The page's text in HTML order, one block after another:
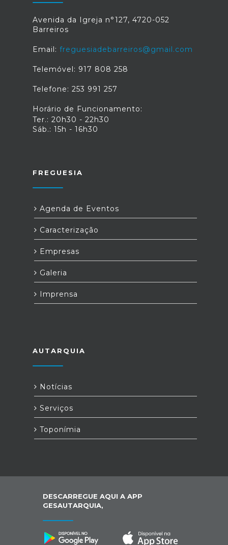
Avenida da Igreja n°127, 4720-052
Barreiros
Email: freguesiadebarreiros@gmail.com
Telemóvel: 917 808 258
Telefone: 253 991 257
Horário de Funcionamento:
Ter.: 20h30 - 22h30
Sáb.: 15h - 16h30
FREGUESIA
Agenda de Eventos
Caracterização
Empresas
Galeria
Imprensa
AUTARQUIA
Notícias
Serviços
Toponímia
DESCARREGUE AQUI A APP
GESAUTARQUIA,